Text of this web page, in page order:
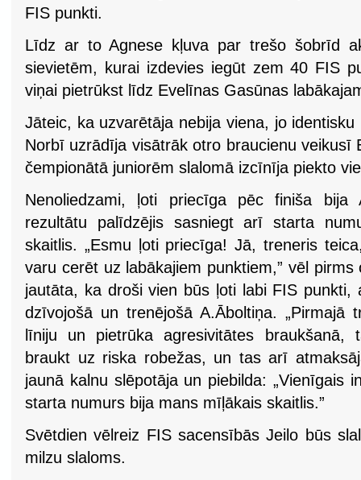
FIS punkti.
Līdz ar to Agnese kļuva par trešo šobrīd
sievietēm, kurai izdevies iegūt zem 40 FIS
viņai pietrūkst līdz Evelīnas Gasūnas
Jāteic, ka uzvarētāja nebija viena, jo
Norbī uzrādīja visātrāk otro braucienu veikusī
čempionātā juniorēm slalomā izcīnīja piekto
Nenoliedzami, ļoti priecīga pēc finiša bija
rezultātu palīdzējis sasniegt arī starta
skaitlis. „Esmu ļoti priecīga! Jā, treneris
varu cerēt uz labākajiem punktiem,” vēl
jautāta, ka droši vien būs ļoti labi FIS punkti,
dzīvojošā un trenējošā A.Āboltiņa. „Pirmajā
līniju un pietrūka agresivitātes braukšanā,
braukt uz riska robežas, un tas arī
jaunā kalnu slēpotāja un piebilda: „Vienīgais
starta numurs bija mans mīļākais skaitlis.”
Svētdien vēlreiz FIS sacensībās Jeilo būs
milzu slaloms.